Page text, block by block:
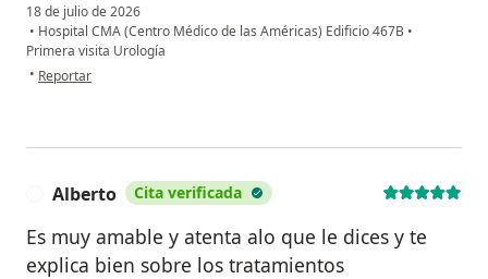
18 de julio de 2026
• Hospital CMA (Centro Médico de las Américas) Edificio 467B •
Primera visita Urología
• en opinión del usuario Jz
Reportar
Alberto Cita verificada
Es muy amable y atenta alo que le dices y te
explica bien sobre los tratamientos